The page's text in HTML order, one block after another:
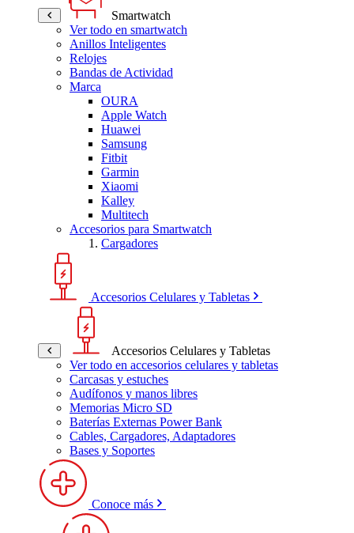
Smartwatch
Ver todo en smartwatch
Anillos Inteligentes
Relojes
Bandas de Actividad
Marca
OURA
Apple Watch
Huawei
Samsung
Fitbit
Garmin
Xiaomi
Kalley
Multitech
Accesorios para Smartwatch
Cargadores
Accesorios Celulares y Tabletas
Accesorios Celulares y Tabletas
Ver todo en accesorios celulares y tabletas
Carcasas y estuches
Audífonos y manos libres
Memorias Micro SD
Baterías Externas Power Bank
Cables, Cargadores, Adaptadores
Bases y Soportes
Conoce más